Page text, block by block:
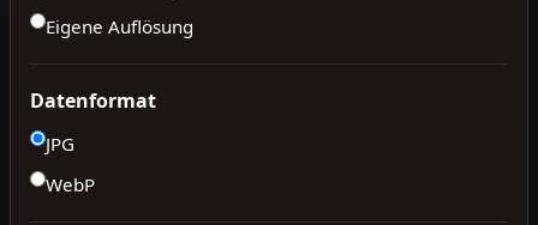
Eigene Auflösung
Datenformat
JPG
WebP